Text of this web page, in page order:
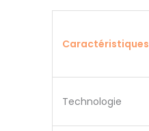
Caractéristiques
Technologie